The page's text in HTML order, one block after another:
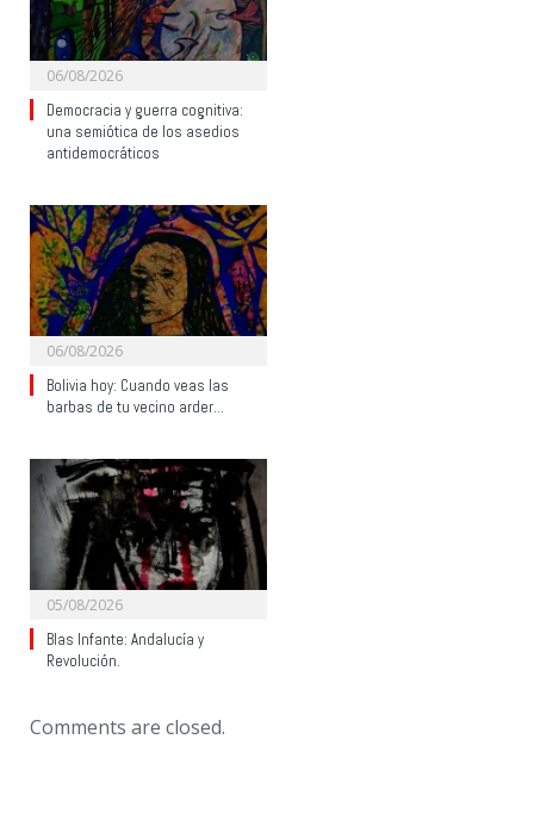
06/08/2026
Democracia y guerra cognitiva:
una semiótica de los asedios
antidemocráticos
06/08/2026
Bolivia hoy: Cuando veas las
barbas de tu vecino arder…
05/08/2026
Blas Infante: Andalucía y
Revolución.
Comments are closed.